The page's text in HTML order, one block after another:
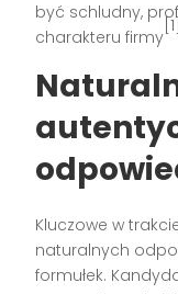
być schludny,
charakteru firmy
Kluczowe w
naturalnych
formułek.